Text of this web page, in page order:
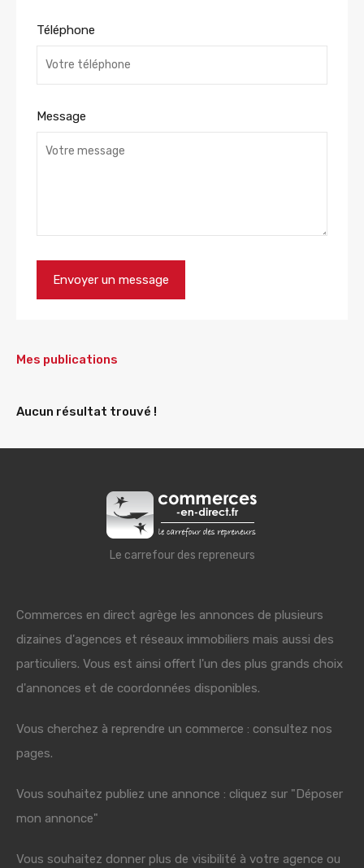
Téléphone
Message
Mes publications
Aucun résultat trouvé !
Le carrefour des repreneurs
Commerces en direct agrège les annonces de plusieurs
dizaines d'agences et réseaux immobiliers mais aussi des
particuliers. Vous est ainsi offert l'un des plus grands choix
d'annonces et de coordonnées disponibles.
Vous cherchez à reprendre un commerce : consultez nos
pages.
Vous souhaitez publiez une annonce : cliquez sur "Déposer
mon annonce"
Vous souhaitez donner plus de visibilité à votre agence ou